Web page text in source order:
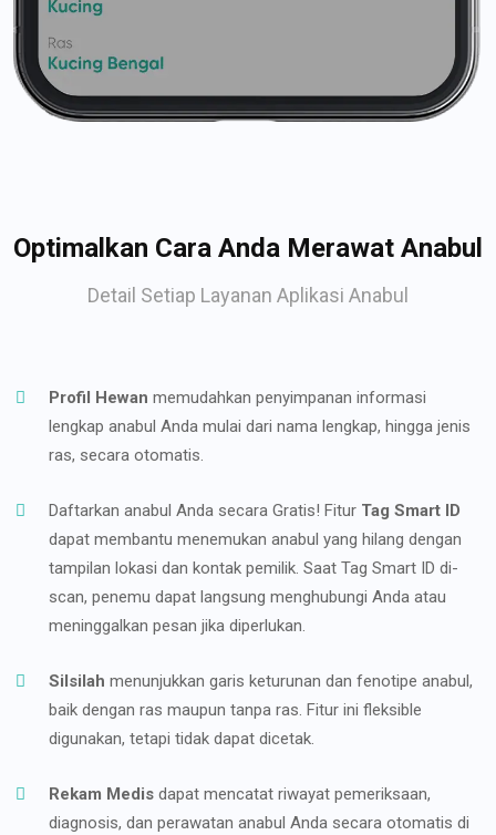
Optimalkan Cara Anda Merawat Anabul
Detail Setiap Layanan Aplikasi Anabul
Profil Hewan memudahkan penyimpanan informasi
lengkap anabul Anda mulai dari nama lengkap, hingga jenis
ras, secara otomatis.
Daftarkan anabul Anda secara Gratis! Fitur Tag Smart ID
dapat membantu menemukan anabul yang hilang dengan
tampilan lokasi dan kontak pemilik. Saat Tag Smart ID di-
scan, penemu dapat langsung menghubungi Anda atau
meninggalkan pesan jika diperlukan.
Silsilah menunjukkan garis keturunan dan fenotipe anabul,
baik dengan ras maupun tanpa ras. Fitur ini fleksible
digunakan, tetapi tidak dapat dicetak.
Rekam Medis dapat mencatat riwayat pemeriksaan,
diagnosis, dan perawatan anabul Anda secara otomatis di